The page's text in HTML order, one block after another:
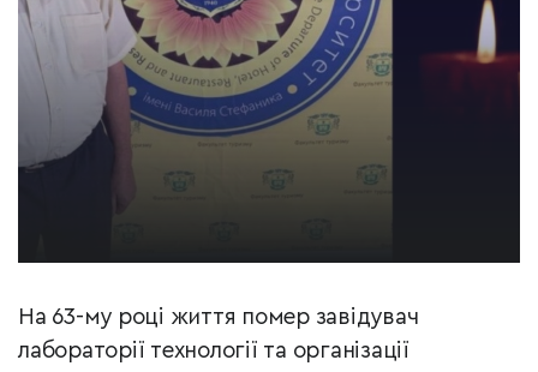
На 63-му році життя помер завідувач
лабораторії технології та організації